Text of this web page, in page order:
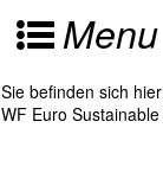
Menu
Sie befinden sich
WF Euro